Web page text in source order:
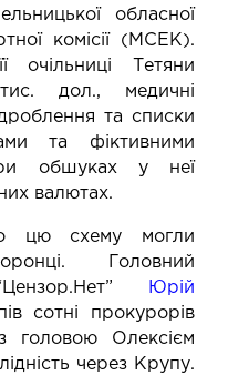
обласної
комісії (МСЕК).
очільниці Тетяни
дол., медичні
та списки
та фіктивними
обшуках у неї
валютах.
цю схему могли
Головний
Юрій
сотні прокурорів
головою Олексієм
через Крупу.